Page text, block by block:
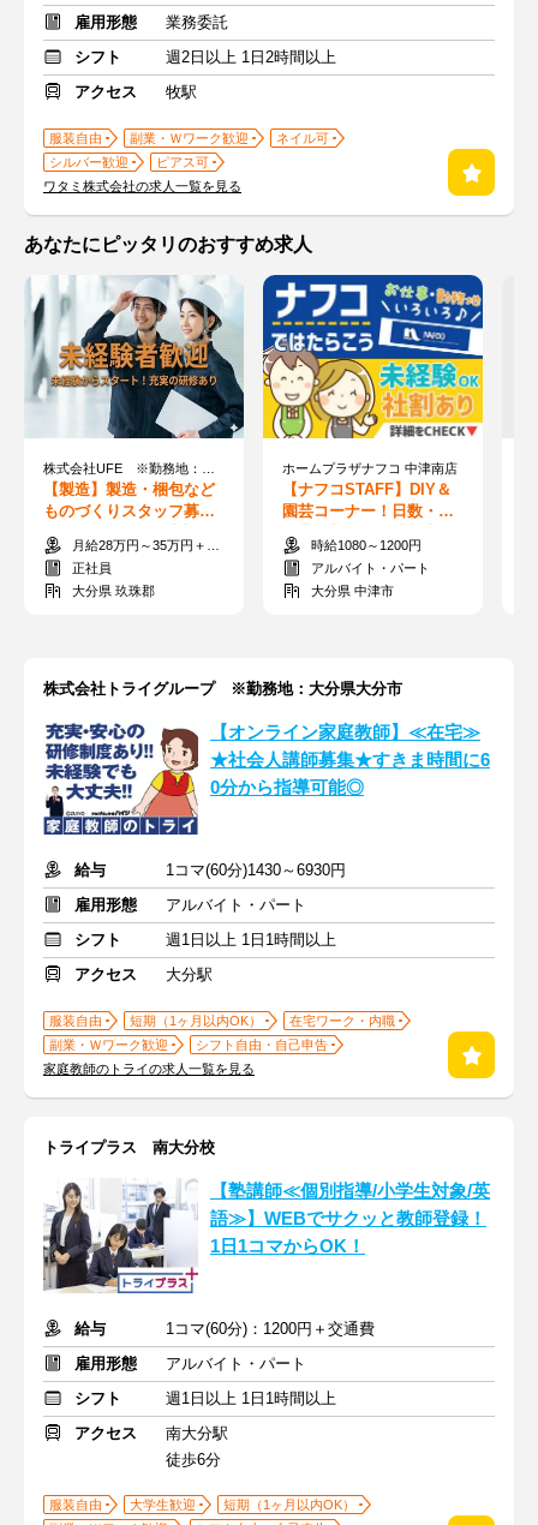
雇用形態
業務委託
シフト
週2日以上 1日2時間以上
アクセス
牧駅
服装自由 副業・Ｗワーク歓迎
ネイル可
シルバー歓迎
ピアス可
ワタミ株式会社の求人一覧を見る
あなたにピッタリのおすすめ求人
【製造】製造・梱包など
ものづくりスタッフ募集
◎年間休日120日以上
月給28万円～35万円＋交通費全額支給
正社員
大分県 玖珠郡
ホームプラザナフコ 中津南店
【ナフコSTAFF】DIY＆
園芸コーナー！日数・時
間帯の相談OK♪扶養内も
◎＜お得な社割あり＞
時給1080～1200円
アルバイト・パート
大分県 中津市
株式会社トライグループ ※勤務地：大分県大分市
【オンライン家庭教師】≪在宅≫
★社会人講師募集★すきま時間に6
0分から指導可能◎
給与
1コマ(60分)1430～6930円
雇用形態
アルバイト・パート
シフト
週1日以上 1日1時間以上
アクセス
大分駅
服装自由 短期（1ヶ月以内OK）
在宅ワーク・内職
副業・Ｗワーク歓迎
シフト自由・自己申告
家庭教師のトライの求人一覧を見る
トライプラス 南大分校
【塾講師≪個別指導/小学生対象/英
語≫】WEBでサクッと教師登録！
1日1コマからOK！
給与
1コマ(60分)：1200円＋交通費
雇用形態
アルバイト・パート
シフト
週1日以上 1日1時間以上
アクセス
南大分駅
徒歩6分
服装自由 大学生歓迎
短期（1ヶ月以内OK）